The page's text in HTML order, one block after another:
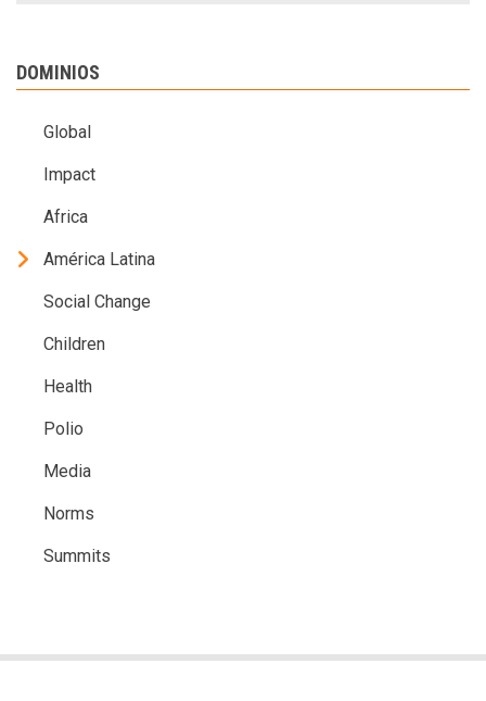
DOMINIOS
Global
Impact
Africa
América Latina
Social Change
Children
Health
Polio
Media
Norms
Summits